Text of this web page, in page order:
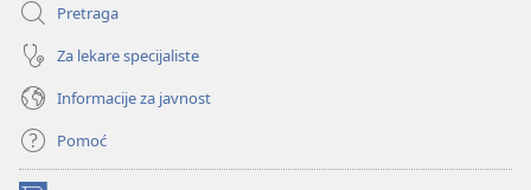
Pretraga
Za lekare specijaliste
Informacije za javnost
Pomoć